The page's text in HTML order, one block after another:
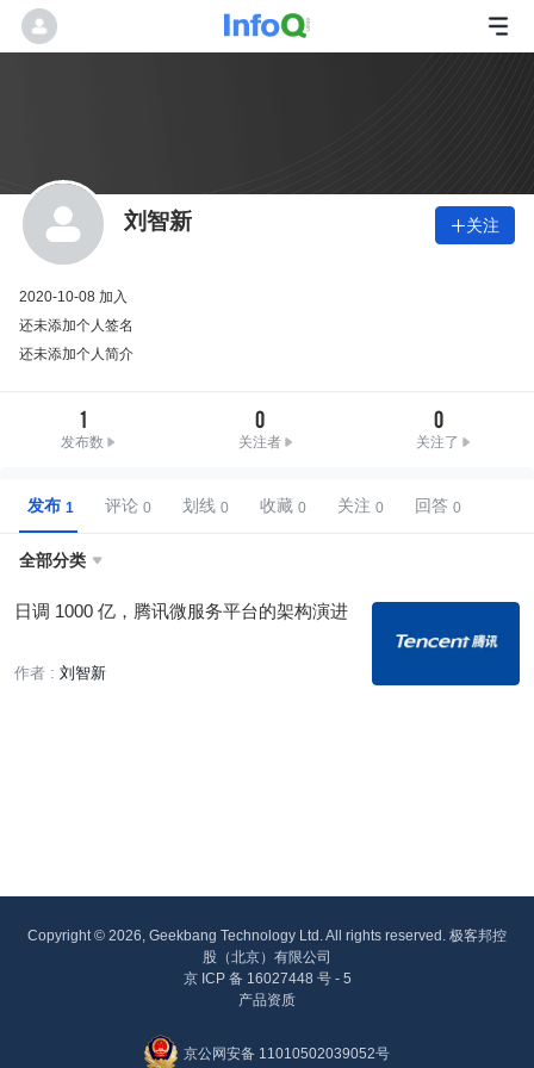
刘智新 关注
2020-10-08 加入
还未添加个人签名
还未添加个人简介
1
发布数
0
关注者
0
关注了
发布 评论 划线 收藏 关注 回答
全部分类 
日调 1000 亿，腾讯微服务平台的架构演进
作者 : 刘智新
Copyright © 2026, Geekbang Technology Ltd. All rights reserved. 极客邦控
股（北京）有限公司
京 ICP 备 16027448 号 - 5
产品资质
京公网安备 11010502039052号